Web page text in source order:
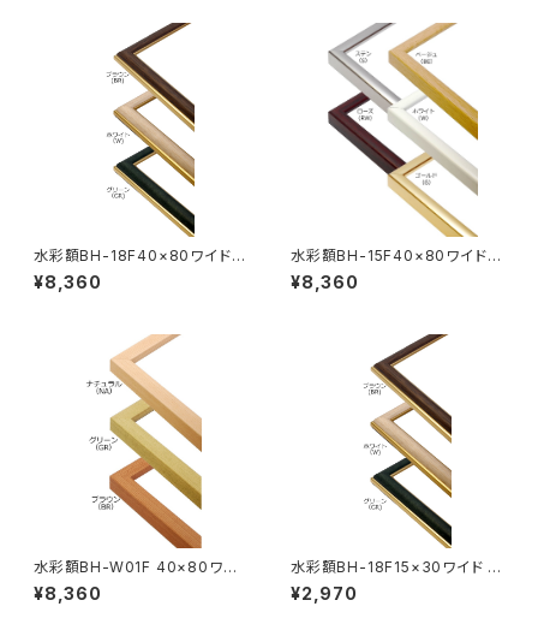
水彩額BH-18F40×80ワイド 4
00×800ミリ
¥8,360
水彩額BH-15F40×80ワイド 4
00×800ミリ
¥8,360
水彩額BH-W01F 40×80ワイ
ド 400×800ミリ
¥8,360
水彩額BH-18F15×30ワイド 15
0×300ミリ
¥2,970